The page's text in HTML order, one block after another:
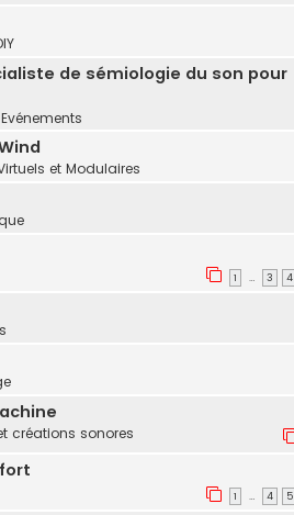
de sémiologie du son pour
et Modulaires
1 … 3 4
créations sonores
1 … 4 5